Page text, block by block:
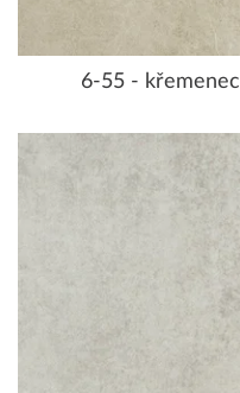
6-55 - křemenec